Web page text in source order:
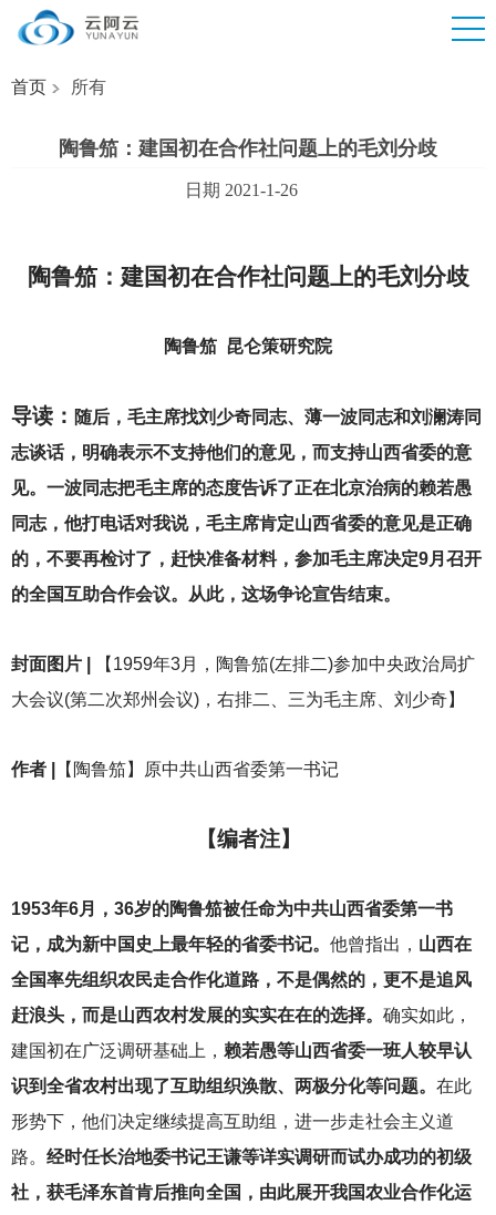
首页 所有
陶鲁笳：建国初在合作社问题上的毛刘分歧
日期 2021-1-26
陶鲁笳：建国初在合作社问题上的毛刘分歧
陶鲁笳 昆仑策研究院
导读： 随后，毛主席找刘少奇同志、薄一波同志和刘澜涛同
志谈话，明确表示不支持他们的意见，而支持山西省委的意
见。一波同志把毛主席的态度告诉了正在北京治病的赖若愚
同志，他打电话对我说，毛主席肯定山西省委的意见是正确
的，不要再检讨了，赶快准备材料，参加毛主席决定9月召开
的全国互助合作会议。从此，这场争论宣告结束。
封面图片 |
【1959年3月，陶鲁笳(左排二)参加中央政治局扩
大会议(第二次郑州会议)，右排二、三为毛主席、刘少奇】
作者 | 【陶鲁笳】原中共山西省委第一书记
【编者注】
1953年6月，36岁的陶鲁笳被任命为中共山西省委第一书
记，成为新中国史上最年轻的省委书记。 他曾指出， 山西在
全国率先组织农民走合作化道路，不是偶然的，更不是追风
赶浪头，而是山西农村发展的实实在在的选择。 确实如此，
建国初在广泛调研基础上， 赖若愚等山西省委一班人较早认
识到全省农村出现了互助组织涣散、两极分化等问题。 在此
形势下，他们决定继续提高互助组，进一步走社会主义道
路。 经时任长治地委书记王谦等详实调研而试办成功的初级
社，获毛泽东首肯后推向全国，由此展开我国农业合作化运